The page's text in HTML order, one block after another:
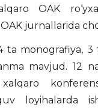
OAK
jurnallarida
ta monografiya, 3
mavjud. 12
loyihalarda